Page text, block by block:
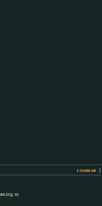
главная |